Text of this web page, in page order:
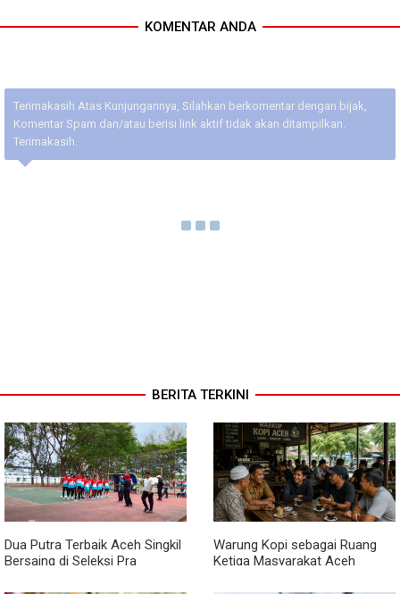
KOMENTAR ANDA
Terimakasih Atas Kunjungannya, Silahkan berkomentar dengan bijak,
Komentar Spam dan/atau berisi link aktif tidak akan ditampilkan.
Terimakasih.
BERITA TERKINI
Dua Putra Terbaik Aceh Singkil
Bersaing di Seleksi Pra
Warung Kopi sebagai Ruang
Ketiga Masyarakat Aceh